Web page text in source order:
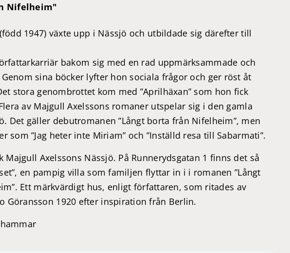
Nifelheim"
1947) växte upp i Nässjö och utbildade sig därefter till
bakom sig med en rad uppmärksammade och
sina böcker lyfter hon sociala frågor och ger röst åt
stora genombrottet kom med ”Aprilhäxan” som hon fick
av Majgull Axelssons romaner utspelar sig i den gamla
Det gäller debutromanen ”Långt borta från Nifelheim”, men
som ”Jag heter inte Miriam” och ”Inställd resa till Sabarmati”.
Majgull Axelssons Nässjö. På Runnerydsgatan 1 finns det så
en pampig villa som familjen flyttar in i i romanen ”Långt
Ett märkvärdigt hus, enligt författaren, som ritades av
Göransson 1920 efter inspiration från Berlin.